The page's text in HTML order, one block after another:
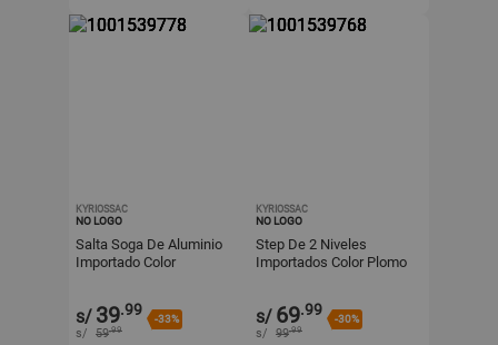
KYRIOSSAC
NO LOGO
Salta Soga De Aluminio
Importado Color
s/ 39.99
-33%
s/ 59.99
KYRIOSSAC
NO LOGO
Step De 2 Niveles
Importados Color Plomo
s/ 69.99
-30%
s/ 99.99